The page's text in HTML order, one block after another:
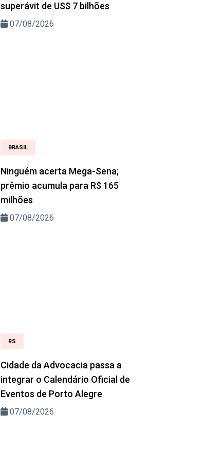
superávit de US$ 7 bilhões
07/08/2026
BRASIL
Ninguém acerta Mega-Sena;
prêmio acumula para R$ 165
milhões
07/08/2026
RS
Cidade da Advocacia passa a
integrar o Calendário Oficial de
Eventos de Porto Alegre
07/08/2026